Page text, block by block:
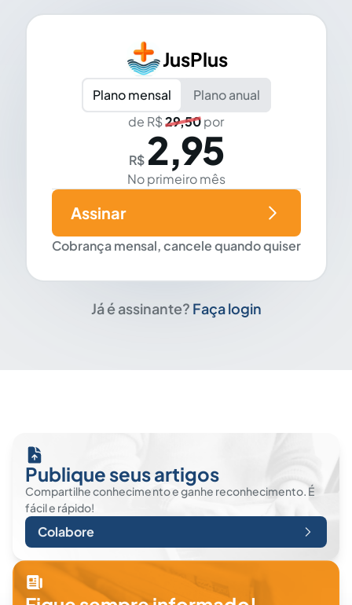
JusPlus
Plano mensal
Plano anual
de R$29,50por
R$ 2,95
No primeiro mês
Cobrança mensal, cancele quando quiser
Assinar
Já é assinante? Faça login
Publique seus artigos
Compartilhe conhecimento e ganhe reconhecimento. É
fácil e rápido!
Colabore